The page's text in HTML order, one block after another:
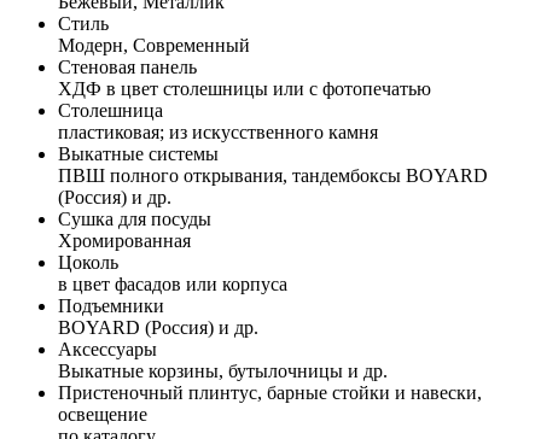
Стиль
Модерн, Современный
Стеновая панель
ХДФ в цвет столешницы или с фотопечатью
Столешница
пластиковая; из искусственного камня
Выкатные системы
ПВШ полного открывания, тандембоксы BOYARD
(Россия) и др.
Сушка для посуды
Хромированная
Цоколь
в цвет фасадов или корпуса
Подъемники
BOYARD (Россия) и др.
Аксессуары
Выкатные корзины, бутылочницы и др.
Пристеночный плинтус, барные стойки и навески,
освещение